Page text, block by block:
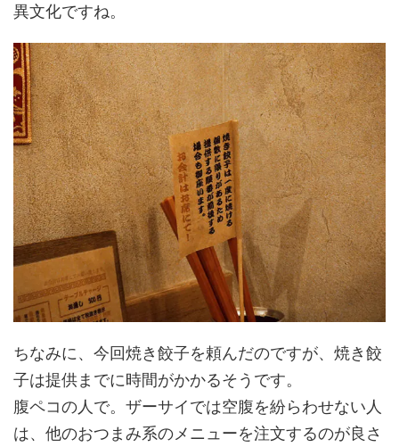
異文化ですね。
ちなみに、今回焼き餃子を頼んだのですが、焼き餃
子は提供までに時間がかかるそうです。
腹ペコの人で。ザーサイでは空腹を紛らわせない人
は、他のおつまみ系のメニューを注文するのが良さ